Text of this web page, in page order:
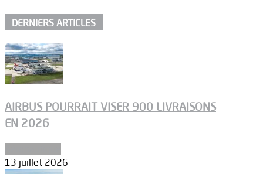
DERNIERS ARTICLES
AIRBUS POURRAIT VISER 900 LIVRAISONS
EN 2026
13 juillet 2026